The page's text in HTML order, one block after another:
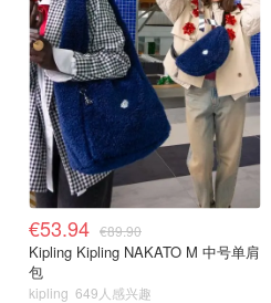
€53.94 €89.90
Kipling Kipling NAKATO M 中号单肩
包
kipling 649人感兴趣